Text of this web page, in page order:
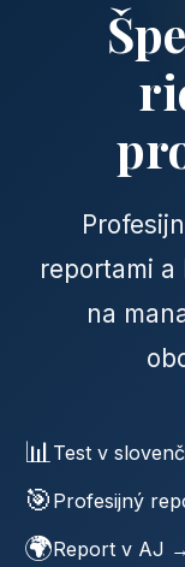
reportami
na
📊Test v
🎯 Profesijný
🌍Report v AJ